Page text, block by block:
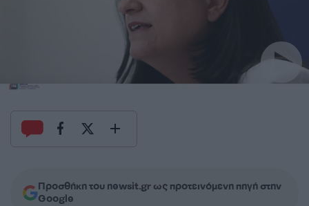
Προσθήκη του newsit.gr ως προτεινόμενη πηγή στην
Google